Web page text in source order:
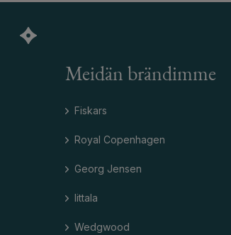
Meidän brändimme
Fiskars
Royal Copenhagen
Georg Jensen
Iittala
Wedgwood